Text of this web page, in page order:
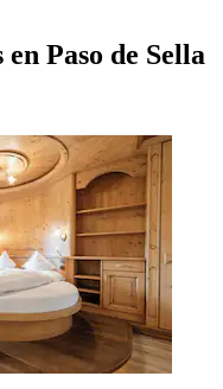
Paso de Sella